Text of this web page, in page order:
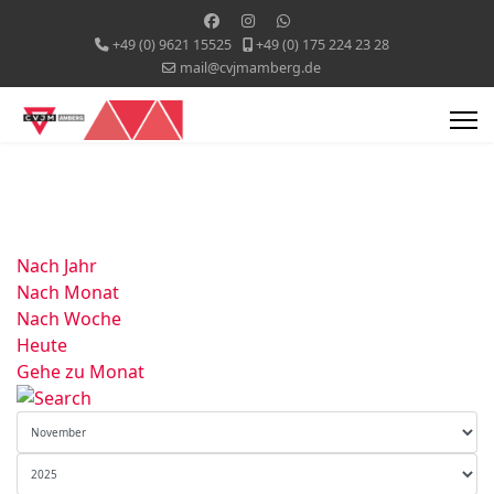
+49 (0) 9621 15525
+49 (0) 175 224 23 28
mail@cvjmamberg.de
Nach Jahr
Nach Monat
Nach Woche
Heute
Gehe zu Monat